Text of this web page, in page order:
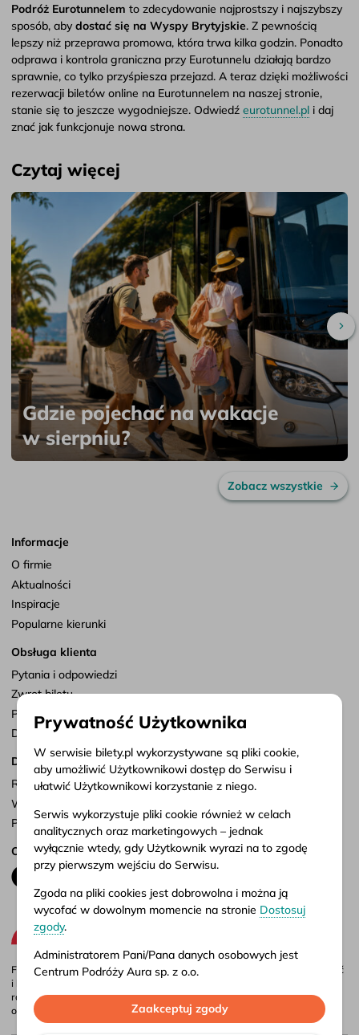
Podróż Eurotunnelem to zdecydowanie najprostszy i najszybszy
sposób, aby dostać się na Wyspy Brytyjskie. Z pewnością
lepszy niż przeprawa promowa, która trwa kilka godzin. Ponadto
odprawa i kontrola graniczna przy Eurotunnelu działają bardzo
sprawnie, co tylko przyśpiesza przejazd. A teraz dzięki możliwości
rezerwacji biletów online na Eurotunnelem na naszej stronie,
stanie się to jeszcze wygodniejsze. Odwiedź eurotunnel.pl i daj
znać jak funkcjonuje nowa strona.
Czytaj więcej
Gdzie pojechać na wakacje
w sierpniu?
Zobacz wszystkie
Informacje
O firmie
Aktualności
Inspiracje
Popularne kierunki
Obsługa klienta
Pytania i odpowiedzi
Zwrot biletu
Punkty sprzedaży
Dostosuj zgody
Dokumenty
Regulamin serwisu
Warunki przewozu
Polityka prywatności
Obserwuj nas
Firma Aura jest administratorem portalu bilety.pl, gdzie możesz porównać
i kupić bilety autokarowe krajowe i międzynarodowe online. Bilety są
również dostępne w naszych biurach stacjonarnych – adresy i godziny
otwarcia znajdziesz w
punktach sprzedaży.
Prywatność Użytkownika
W serwisie bilety.pl wykorzystywane są pliki cookie,
aby umożliwić Użytkownikowi dostęp do Serwisu i
ułatwić Użytkownikowi korzystanie z niego.
Serwis wykorzystuje pliki cookie również w celach
analitycznych oraz marketingowych – jednak
wyłącznie wtedy, gdy Użytkownik wyrazi na to zgodę
przy pierwszym wejściu do Serwisu.
Zgoda na pliki cookies jest dobrowolna i można ją
wycofać w dowolnym momencie na stronie Dostosuj
zgody.
Administratorem Pani/Pana danych osobowych jest
Centrum Podróży Aura sp. z o.o.
Więcej informacji o przetwarzaniu danych osobowych
oraz korzystaniu przez Serwis z plików cookies
Zaakceptuj zgody